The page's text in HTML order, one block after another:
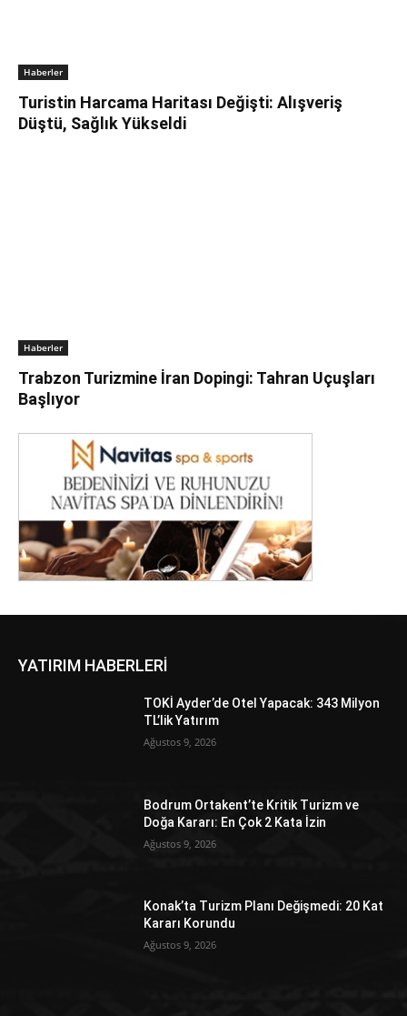
Haberler
Turistin Harcama Haritası Değişti: Alışveriş
Düştü, Sağlık Yükseldi
Haberler
Trabzon Turizmine İran Dopingi: Tahran Uçuşları
Başlıyor
YATIRIM HABERLERİ
TOKİ Ayder’de Otel Yapacak: 343 Milyon
TL’lik Yatırım
Ağustos 9, 2026
Bodrum Ortakent’te Kritik Turizm ve
Doğa Kararı: En Çok 2 Kata İzin
Ağustos 9, 2026
Konak’ta Turizm Planı Değişmedi: 20 Kat
Kararı Korundu
Ağustos 9, 2026